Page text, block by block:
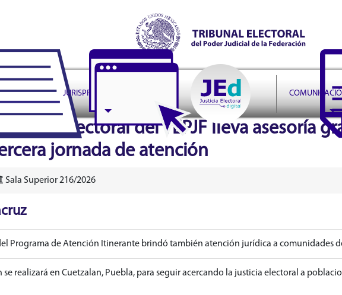
Poder Judicial de la Federación
JURISPRUDENCIA
Electoral del TEPJF lleva asesoría
jornada de atención
Sala Superior 216/2026
Programa de Atención Itinerante brindó también atención jurídica a comunidades
se realizará en Cuetzalan, Puebla, para seguir acercando la justicia electoral a